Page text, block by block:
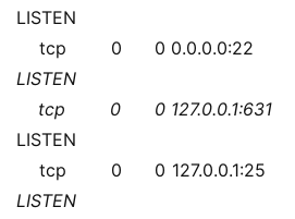
LISTEN
tcp        0      0 0.0.0.0:22
LISTEN
tcp        0      0 127.0.0.1:631
LISTEN
tcp        0      0 127.0.0.1:25
LISTEN